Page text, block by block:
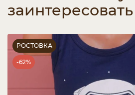
заинтересовать
РОСТОВКА
-62%